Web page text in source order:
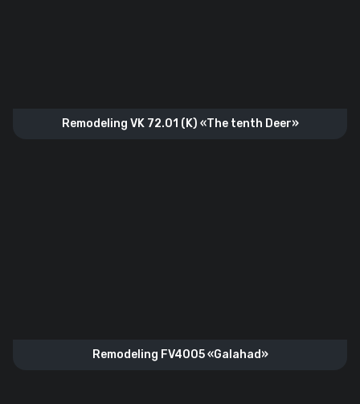
Remodeling VK 72.01 (K) «The tenth Deer»
Remodeling FV4005 «Galahad»